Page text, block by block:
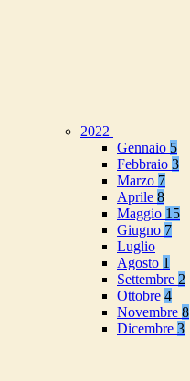
2022
Gennaio 5
Febbraio 3
Marzo 7
Aprile 8
Maggio 15
Giugno 7
Luglio
Agosto 1
Settembre 2
Ottobre 4
Novembre 8
Dicembre 3